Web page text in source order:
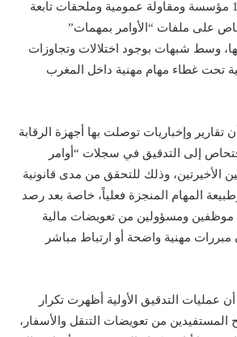
أبحاثاً موسعة شملت 16 مؤسسة ومقاولة عمومية وملحقات تابعة
على ملفات “الأوامر بمهمات”
وسط شبهات بوجود اختلالات وتجاوزات
غطاء مهام مهنية داخل المغرب
تقارير وإخباريات توصلت بها أجهزة الرقابة
إلى التدقيق في سجلات “أوامر
الأخيرتين، وذلك للتحقق من مدى قانونية
المهام المنجزة فعلياً، خاصة بعد رصد
ومسؤولين من تعويضات مالية
مهنية واضحة أو ارتباط مباشر
التدقيق الأولية أظهرت تكرار
المستفيدين من تعويضات التنقل والأسفار،